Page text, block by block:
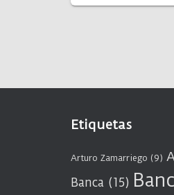
Etiquetas
Arturo Zamarriego (9)
Banca (15)